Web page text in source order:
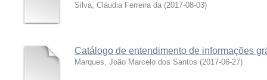
Silva, Cláudia Ferreira da (2017-08-03)
Catálogo de entendimento de informações
Marques, João Marcelo dos Santos (2017-06-27)